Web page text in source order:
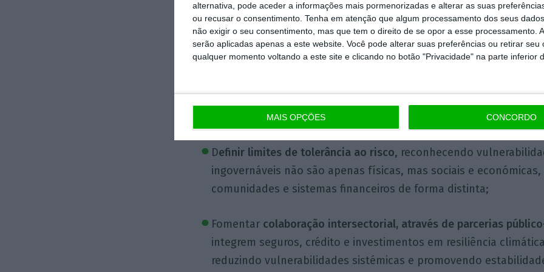
alternativa, pode aceder a informações mais pormenorizadas e alterar as suas
ou recusar o consentimento. Tenha em atenção que algum processamento dos seus
não exigir o seu consentimento, mas que tem o direito de se opor a esse processamento.
serão aplicadas apenas a este website. Você pode alterar suas preferências ou retirar seu
qualquer momento voltando a este site e clicando no botão "Privacidade" na parte inferior
MAIS OPÇÕES CONCORDO
vulnerabilidades e oportunidades de diversificação de risco,
nacionais e internacionais que podem amplificar choques
prazo;
sistémicos e preparar respostas institucionais adequadas;
Definir limites de tolerância ao risco, reconhecendo
ingovernáveis não são apenas físicas, mas sociais e
comunidades e sistemas financeiros de forma distinta;
Fomentar colaboração intersectorial, através de parcerias
integrem seguros, crédito e investimentos em resiliência
reduzindo vulnerabilidades sistémicas e promovendo